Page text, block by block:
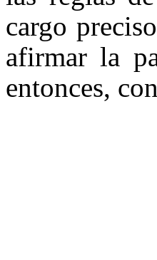
cargo
afirmar la
entonces,